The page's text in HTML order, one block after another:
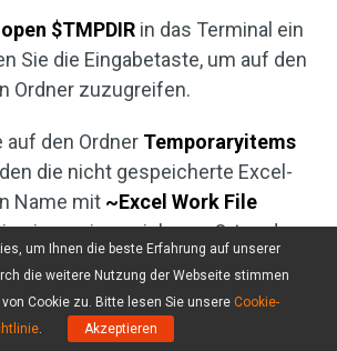
open $TMPDIR in das Terminal ein
Sie die Eingabetaste, um auf den
Ordner zuzugreifen.
auf den Ordner Temporaryitems
die nicht gespeicherte Excel-
Name mit ~Excel Work File
sie an einen sicheren Ort und
die Dateierweiterung von .tmp in
um Ihnen die beste Erfahrung auf unserer
die weitere Nutzung der Webseite stimmen
Cookie zu. Bitte lesen Sie unsere Cookie-
. Akzeptieren